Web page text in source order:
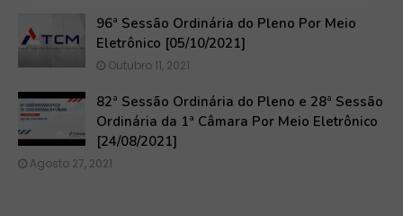
96ª Sessão Ordinária do Pleno Por Meio
Eletrônico [05/10/2021]
Outubro 11, 2021
82ª Sessão Ordinária do Pleno e 28ª Sessão
Ordinária da 1ª Câmara Por Meio Eletrônico
[24/08/2021]
Agosto 27, 2021